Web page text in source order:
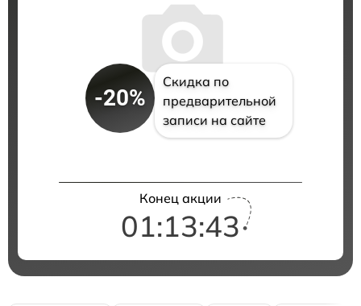
-20%
Скидка по
предварительной
записи на сайте
Конец акции
01:13:42